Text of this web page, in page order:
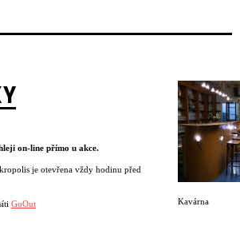
on-line přímo u akce.
je otevřena vždy hodinu před
GoOut Kavárna